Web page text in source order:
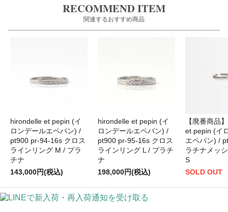
RECOMMEND ITEM
関連するおすすめ商品
hirondelle et pepin (イ
ロンデールエペパン) /
pt900 pr-94-16s クロス
ラインリング M / プラ
チナ
143,000円(税込)
hirondelle et pepin (イ
ロンデールエペパン) /
pt900 pr-95-16s クロス
ラインリング L / プラチ
ナ
198,000円(税込)
【廃番商品
et pepin (イ
エペパン) /
ラチナメッ
S
SOLD OUT